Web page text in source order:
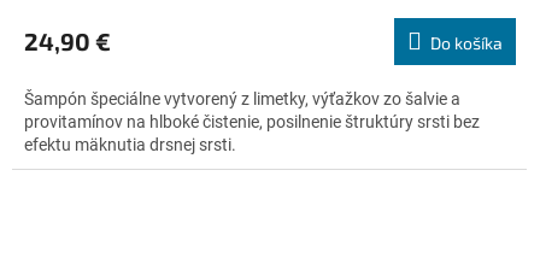
produktu
je
z
5
hviezdičiek.
24,90 € Do košíka
Šampón špeciálne vytvorený z limetky, výťažkov zo šalvie a
provitamínov na hlboké čistenie, posilnenie štruktúry srsti bez
efektu mäknutia drsnej srsti.